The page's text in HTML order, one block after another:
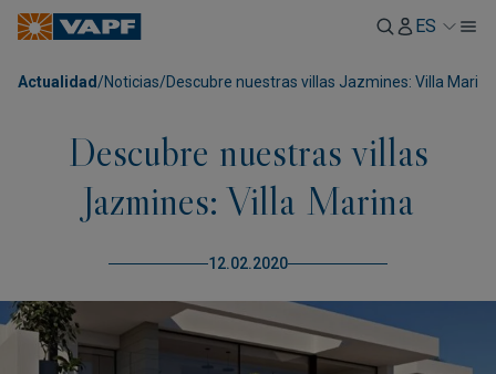
ES
Actualidad /Noticias/Descubre nuestras villas Jazmines: Villa Marina
Descubre nuestras villas
Jazmines: Villa Marina
12.02.2020